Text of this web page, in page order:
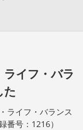
ライフ・バラ
た
ライフ・バランス
番号：1216）